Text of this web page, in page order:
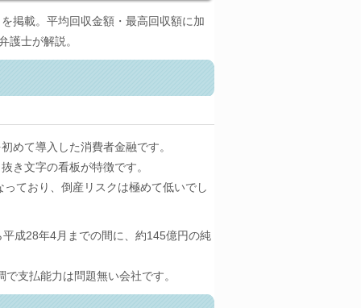
掲載。平均回収金額・最高回収額に加
護士が解説。
めて導入した消費者金融です。
き文字の看板が特徴です。
ており、倒産リスクは極めて低いでし
成28年4月までの間に、約145億円の純
支払能力は問題無い会社です。